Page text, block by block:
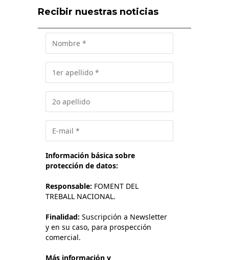
Recibir nuestras noticias
Información básica sobre
protección de datos:
Responsable: FOMENT DEL
TREBALL NACIONAL.
Finalidad: Suscripción a Newsletter
y en su caso, para prospección
comercial.
Más información y